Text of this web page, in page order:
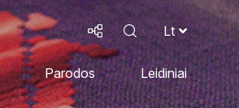
Lt
Parodos Leidiniai